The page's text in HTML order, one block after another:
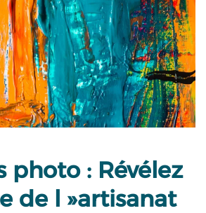
photo : Révélez
de l »artisanat